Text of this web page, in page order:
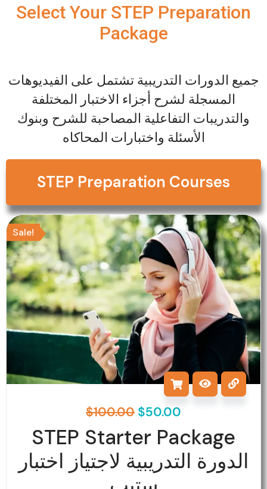
Select Your STEP Preparation
Package
جميع الدورات التدريبية تشتمل على الفيديوهات
المسجلة لشرح أجزاء الاختبار المختلفة
والتدريبات التفاعلية المصاحبة للشرح وبنوك
الأسئلة واختبارات المحاكاه
STEP Preparation Courses
Sale!
$100.00
Original
price
was:
$100.00.
$50.00
Current
price
is:
$50.00.
STEP Starter Package
الدورة التدريبية لاجتياز اختبار